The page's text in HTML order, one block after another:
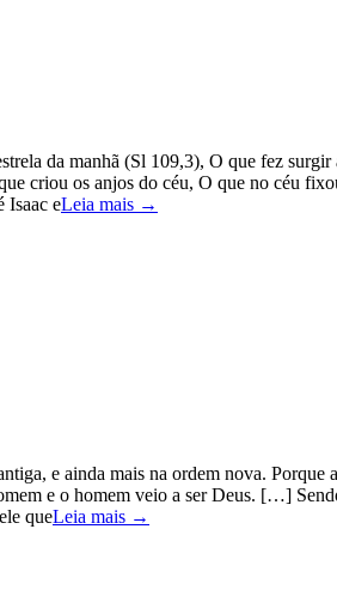
da manhã (Sl 109,3), O que fez
criou os anjos do céu, O que no céu
Isaac eLeia mais →
e ainda mais na ordem nova. Porque
e o homem veio a ser Deus. […]
queLeia mais →